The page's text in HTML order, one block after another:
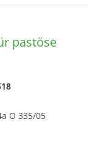
pastöse
O 335/05